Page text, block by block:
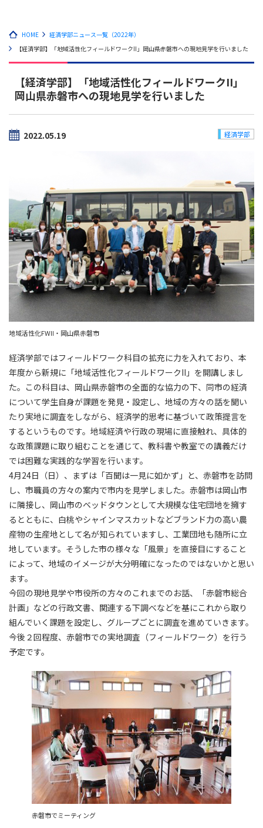
HOME
経済学部ニュース一覧（2022年）
【経済学部】「地域活性化フィールドワークII」岡山県赤磐市への現地見学を行いました
【経済学部】「地域活性化フィールドワークII」
岡山県赤磐市への現地見学を行いました
2022.05.19 経済学部
地域活性化FWⅡ・岡山県赤磐市
経済学部ではフィールドワーク科目の拡充に力を入れており、本
年度から新規に「地域活性化フィールドワークII」を開講しまし
た。この科目は、岡山県赤磐市の全面的な協力の下、同市の経済
について学生自身が課題を発見・設定し、地域の方々の話を聞い
たり実地に調査をしながら、経済学的思考に基づいて政策提言を
するというものです。地域経済や行政の現場に直接触れ、具体的
な政策課題に取り組むことを通じて、教科書や教室での講義だけ
では困難な実践的な学習を行います。
4月24日（日）、まずは「百聞は一見に如かず」と、赤磐市を訪問
し、市職員の方々の案内で市内を見学しました。赤磐市は岡山市
に隣接し、岡山市のベッドタウンとして大規模な住宅団地を擁す
るとともに、白桃やシャインマスカットなどブランド力の高い農
産物の生産地として名が知られていますし、工業団地も随所に立
地しています。そうした市の様々な「風景」を直接目にすること
によって、地域のイメージが大分明確になったのではないかと思い
ます。
今回の現地見学や市役所の方々のこれまでのお話、「赤磐市総合
計画」などの行政文書、関連する下調べなどを基にこれから取り
組んでいく課題を設定し、グループごとに調査を進めていきます。
今後２回程度、赤磐市での実地調査（フィールドワーク）を行う
予定です。
赤磐市でミーティング